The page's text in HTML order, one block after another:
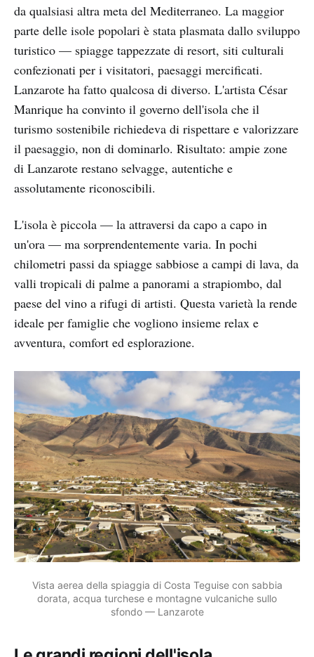
da qualsiasi altra meta del Mediterraneo. La maggior
parte delle isole popolari è stata plasmata dallo sviluppo
turistico — spiagge tappezzate di resort, siti culturali
confezionati per i visitatori, paesaggi mercificati.
Lanzarote ha fatto qualcosa di diverso. L'artista César
Manrique ha convinto il governo dell'isola che il
turismo sostenibile richiedeva di rispettare e valorizzare
il paesaggio, non di dominarlo. Risultato: ampie zone
di Lanzarote restano selvagge, autentiche e
assolutamente riconoscibili.
L'isola è piccola — la attraversi da capo a capo in
un'ora — ma sorprendentemente varia. In pochi
chilometri passi da spiagge sabbiose a campi di lava, da
valli tropicali di palme a panorami a strapiombo, dal
paese del vino a rifugi di artisti. Questa varietà la rende
ideale per famiglie che vogliono insieme relax e
avventura, comfort ed esplorazione.
Vista aerea della spiaggia di Costa Teguise con sabbia
dorata, acqua turchese e montagne vulcaniche sullo
sfondo — Lanzarote